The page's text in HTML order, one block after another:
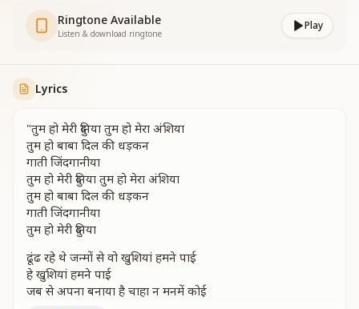
Ringtone Available
Listen & download ringtone
Play
Lyrics
"तुम हो मेरी दुनिया तुम हो मेरा अंशिया
तुम हो बाबा दिल की धड़कन
गाती जिंदगानीया
तुम हो मेरी दुनिया तुम हो मेरा अंशिया
तुम हो बाबा दिल की धड़कन
गाती जिंदगानीया
तुम हो मेरी दुनिया
ढूंढ रहे थे जन्मों से वो खुशियां हमने पाई
हे खुशियां हमने पाई
जब से अपना बनाया है चाहा न मनमें कोई